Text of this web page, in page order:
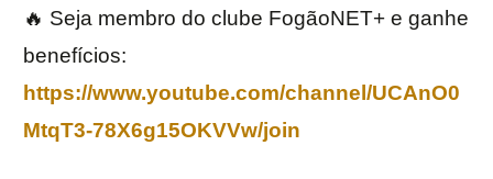
🔥 Seja membro do clube FogãoNET+ e ganhe
benefícios:
https://www.youtube.com/channel/UCAnO0
MtqT3-78X6g15OKVVw/join